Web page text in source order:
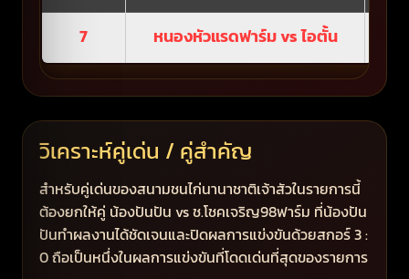
7 หนองหัวแรดฟาร์ม vs ไอตั้น
วิเคราะห์คู่เด่น / คู่สำคัญ
สำหรับคู่เด่นของสนามชนไก่นานาชาติเจ้าสัวในรายการนี้
ต้องยกให้คู่ น้องปันปัน vs ช.โชคเจริญ98ฟาร์ม ที่น้องปัน
ปันทำผลงานได้ชัดเจนและปิดผลการแข่งขันด้วยสกอร์ 3 :
0 ถือเป็นหนึ่งในผลการแข่งขันที่โดดเด่นที่สุดของรายการ